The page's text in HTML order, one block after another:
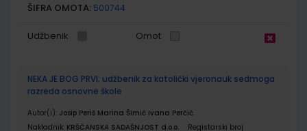
ŠIFRA OMOTA: 500744
Udžbenik Omot
NEKA JE BOG PRVI; udžbenik za katolički vjeronauk sedmoga
razreda osnovne škole
Autor(i): Josip Periš Marina Šimić Ivana Perčić
Nakladnik: KRŠĆANSKA SADAŠNJOST d.o.o. Registarski broj